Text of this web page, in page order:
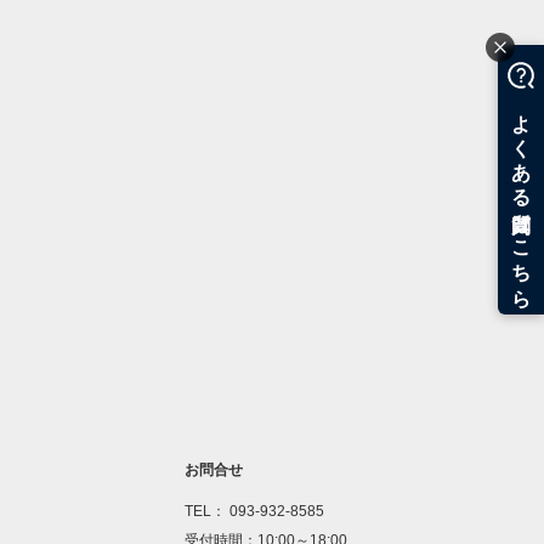
お問合せ
TEL： 093-932-8585
受付時間：10:00～18:00